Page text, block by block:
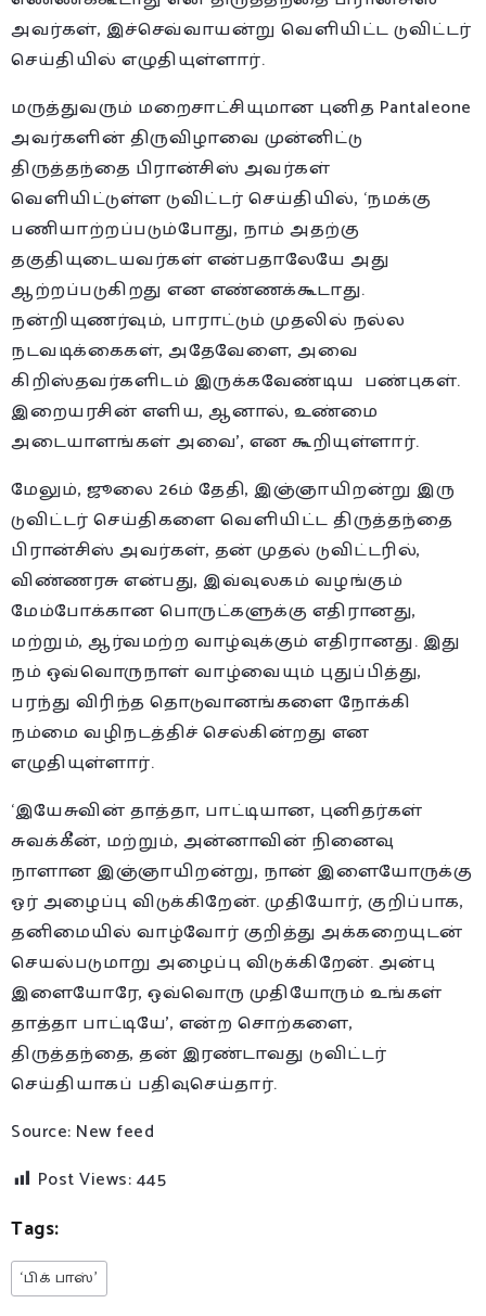
அவர்கள், இச்செவ்வாயன்று வெளியிட்ட டுவிட்டர்
செய்தியில் எழுதியுள்ளார்.
மருத்துவரும் மறைசாட்சியுமான புனித Pantaleone
அவர்களின் திருவிழாவை முன்னிட்டு
திருத்தந்தை பிரான்சிஸ் அவர்கள்
வெளியிட்டுள்ள டுவிட்டர் செய்தியில், ‘நமக்கு
பணியாற்றப்படும்போது, நாம் அதற்கு
தகுதியுடையவர்கள் என்பதாலேயே அது
ஆற்றப்படுகிறது என எண்ணக்கூடாது.
நன்றியுணர்வும், பாராட்டும் முதலில் நல்ல
நடவடிக்கைகள், அதேவேளை, அவை
கிறிஸ்தவர்களிடம் இருக்கவேண்டிய பண்புகள்.
இறையரசின் எளிய, ஆனால், உண்மை
அடையாளங்கள் அவை’, என கூறியுள்ளார்.
மேலும், ஜூலை 26ம் தேதி, இஞ்ஞாயிறன்று இரு
டுவிட்டர் செய்திகளை வெளியிட்ட திருத்தந்தை
பிரான்சிஸ் அவர்கள், தன் முதல் டுவிட்டரில்,
விண்ணரசு என்பது, இவ்வுலகம் வழங்கும்
மேம்போக்கான பொருட்களுக்கு எதிரானது,
மற்றும், ஆர்வமற்ற வாழ்வுக்கும் எதிரானது. இது
நம் ஒவ்வொருநாள் வாழ்வையும் புதுப்பித்து,
பரந்து விரிந்த தொடுவானங்களை நோக்கி
நம்மை வழிநடத்திச் செல்கின்றது என
எழுதியுள்ளார்.
‘இயேசுவின் தாத்தா, பாட்டியான, புனிதர்கள்
சுவக்கீன், மற்றும், அன்னாவின் நினைவு
நாளான இஞ்ஞாயிறன்று, நான் இளையோருக்கு
ஓர் அழைப்பு விடுக்கிறேன். முதியோர், குறிப்பாக,
தனிமையில் வாழ்வோர் குறித்து அக்கறையுடன்
செயல்படுமாறு அழைப்பு விடுக்கிறேன். அன்பு
இளையோரே, ஒவ்வொரு முதியோரும் உங்கள்
தாத்தா பாட்டியே’, என்ற சொற்களை,
திருத்தந்தை, தன் இரண்டாவது டுவிட்டர்
செய்தியாகப் பதிவுசெய்தார்.
Source: New feed
Post Views:445
Tags:
‘பிக் பாஸ்’